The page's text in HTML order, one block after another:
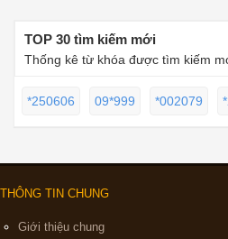
TOP 30 tìm kiếm mới
Thống kê từ khóa được tìm kiếm
*250606 09*999 *002079
THÔNG TIN CHUNG
Giới thiệu chung